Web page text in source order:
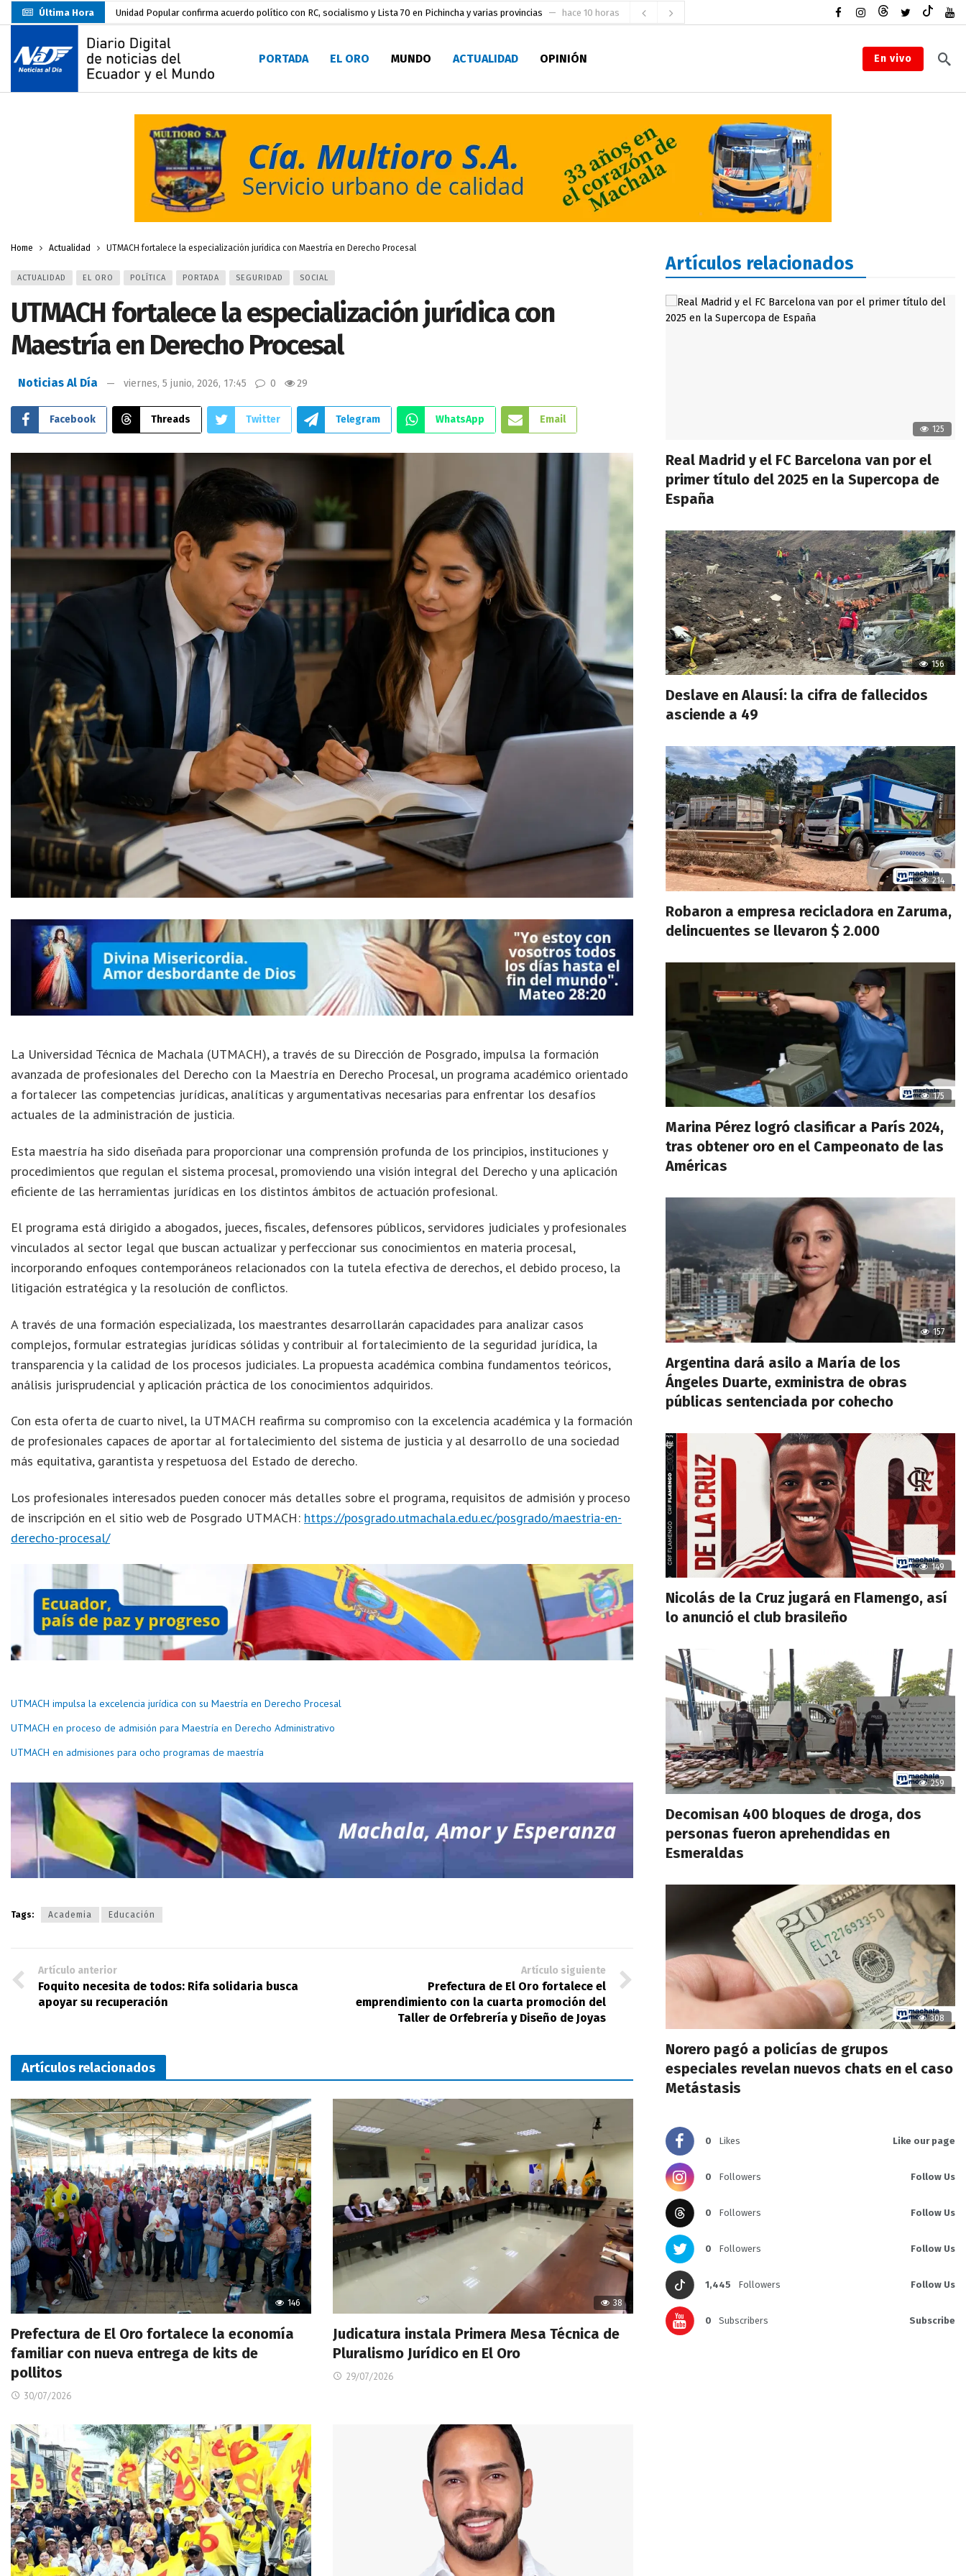
Última Hora Unidad Popular confirma acuerdo político con RC, socialismo y Lista 70 en Pichincha y varias provincias hace 10 horas
Delegación de El Oro fiscaliza propaganda electoral
Gobierno Estudiantil Ugartino 2026-2027, fue posesionado hace 11 horas
Prefecto Clemente Bravo Inauguró Centro de Acopio Casa del Pescador Artesanal Orense
Colombia reanuda venta de energía
Carlos Rodríguez inscribe su candidatura a la alcaldía de Machala hace 2 días
Carlos Carrión Figueroa, Premio Nacional de Literatura Eugenio Espejo hace 2 días
Nuevo Santa Rosa Sporting Club inicia su camino en la Serie A del Fútbol Femenino Nacional 2026 hace 4 horas
PORTADA EL ORO MUNDO ACTUALIDAD OPINIÓN En vivo
Home Actualidad UTMACH fortalece la especialización jurídica con Maestría en Derecho Procesal
ACTUALIDAD EL ORO POLÍTICA PORTADA SEGURIDAD SOCIAL
UTMACH fortalece la especialización jurídica con
Maestría en Derecho Procesal
Noticias Al Día viernes, 5 junio, 2026, 17:45 0 29
Facebook Threads Twitter Telegram WhatsApp Email
La Universidad Técnica de Machala (UTMACH), a través de su Dirección de Posgrado, impulsa la formación
avanzada de profesionales del Derecho con la Maestría en Derecho Procesal, un programa académico orientado
a fortalecer las competencias jurídicas, analíticas y argumentativas necesarias para enfrentar los desafíos
actuales de la administración de justicia.
Esta maestría ha sido diseñada para proporcionar una comprensión profunda de los principios, instituciones y
procedimientos que regulan el sistema procesal, promoviendo una visión integral del Derecho y una aplicación
eficiente de las herramientas jurídicas en los distintos ámbitos de actuación profesional.
El programa está dirigido a abogados, jueces, fiscales, defensores públicos, servidores judiciales y profesionales
vinculados al sector legal que buscan actualizar y perfeccionar sus conocimientos en materia procesal,
incorporando enfoques contemporáneos relacionados con la tutela efectiva de derechos, el debido proceso, la
litigación estratégica y la resolución de conflictos.
A través de una formación especializada, los maestrantes desarrollarán capacidades para analizar casos
complejos, formular estrategias jurídicas sólidas y contribuir al fortalecimiento de la seguridad jurídica, la
transparencia y la calidad de los procesos judiciales. La propuesta académica combina fundamentos teóricos,
análisis jurisprudencial y aplicación práctica de los conocimientos adquiridos.
Con esta oferta de cuarto nivel, la UTMACH reafirma su compromiso con la excelencia académica y la formación
de profesionales capaces de aportar al fortalecimiento del sistema de justicia y al desarrollo de una sociedad
más equitativa, garantista y respetuosa del Estado de derecho.
Los profesionales interesados pueden conocer más detalles sobre el programa, requisitos de admisión y proceso
de inscripción en el sitio web de Posgrado UTMACH: https://posgrado.utmachala.edu.ec/posgrado/maestria-en-
derecho-procesal/
UTMACH impulsa la excelencia jurídica con su Maestría en Derecho Procesal
UTMACH en proceso de admisión para Maestría en Derecho Administrativo
UTMACH en admisiones para ocho programas de maestría
Tags: Academia Educación
Artículo anterior
Foquito necesita de todos: Rifa solidaria busca
apoyar su recuperación
Artículo siguiente
Prefectura de El Oro fortalece el
emprendimiento con la cuarta promoción del
Taller de Orfebrería y Diseño de Joyas
Artículos relacionados
146
Prefectura de El Oro fortalece la economía
familiar con nueva entrega de kits de
pollitos
30/07/2026
38
Judicatura instala Primera Mesa Técnica de
Pluralismo Jurídico en El Oro
29/07/2026
Artículos relacionados
125
Real Madrid y el FC Barcelona van por el
primer título del 2025 en la Supercopa de
España
156
Deslave en Alausí: la cifra de fallecidos
asciende a 49
214
Robaron a empresa recicladora en Zaruma,
delincuentes se llevaron $ 2.000
175
Marina Pérez logró clasificar a París 2024,
tras obtener oro en el Campeonato de las
Américas
157
Argentina dará asilo a María de los
Ángeles Duarte, exministra de obras
públicas sentenciada por cohecho
149
Nicolás de la Cruz jugará en Flamengo, así
lo anunció el club brasileño
259
Decomisan 400 bloques de droga, dos
personas fueron aprehendidas en
Esmeraldas
308
Norero pagó a policías de grupos
especiales revelan nuevos chats en el caso
Metástasis
0 Likes Like our page
0 Followers Follow Us
0 Followers Follow Us
0 Followers Follow Us
1,445 Followers Follow Us
0 Subscribers Subscribe